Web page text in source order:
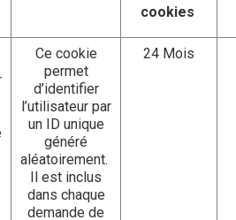
cookies
Ce cookie
permet
d’identifier
l’utilisateur par
un ID unique
généré
aléatoirement.
Il est inclus
dans chaque
demande de
24 Mois